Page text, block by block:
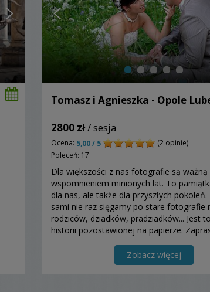
Tomasz i Agnieszka - Opole
2800 zł/ sesja
Ocena: 5,00 / 5
(2 opinie)
Poleceń: 17
Dla większości z nas fotografie są
wspomnieniem minionych lat. To
dla nas, ale także dla przyszłych
sami nie raz sięgamy po stare fotografie
rodziców, dziadków, pradziadków... Jest
historii pozostawionej na papierze.
Zobacz więcej